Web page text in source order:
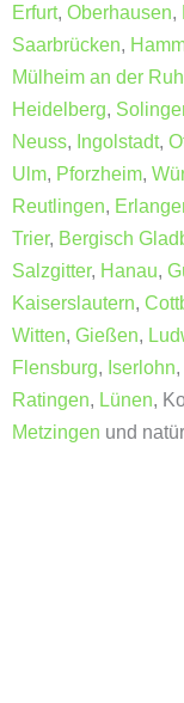
Erfurt, Oberhausen,
Saarbrücken,
Mülheim an der
Heidelberg,
Neuss, Ingolstadt,
Ulm, Pforzheim,
Reutlingen,
Trier, Bergisch
Salzgitter, Hanau,
Kaiserslautern,
Witten, Gießen,
Flensburg, Iserlohn,
Ratingen, Lünen,
Metzingen und